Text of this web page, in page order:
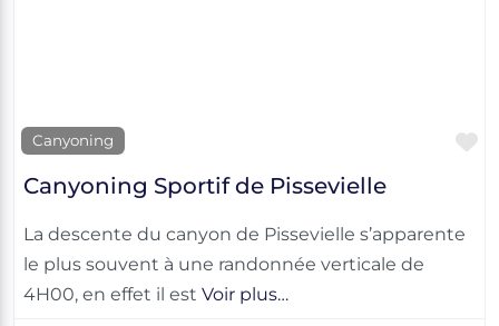
Canyoning
Canyoning Sportif de Pissevielle
La descente du canyon de Pissevielle s’apparente
le plus souvent à une randonnée verticale de
4H00, en effet il est Voir plus…